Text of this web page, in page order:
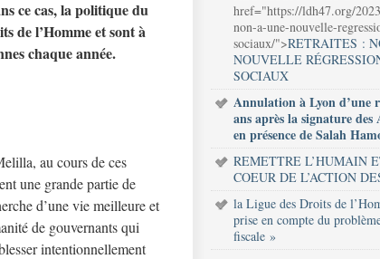
ce cas, la politique du
de l’Homme et sont à
chaque année.
au cours de ces
une grande partie de
d’une vie meilleure et
de gouvernants qui
intentionnellement
href="https://ldh47.org/
non-a-une-nouvelle-
sociaux/">RETRAITES :
NOUVELLE
SOCIAUX
Annulation à Lyon d’une
ans après la signature des
en présence de Salah
REMETTRE L’HUMAIN
COEUR DE L’ACTION
la Ligue des Droits de
prise en compte du
fiscale »